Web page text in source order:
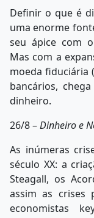
Definir o que é
uma enorme
seu ápice com
Mas com a
moeda fiduciária
bancários,
dinheiro.
26/8 –Dinheiro e
As inúmeras
século XX: a
Steagall, os
assim as crises
economistas